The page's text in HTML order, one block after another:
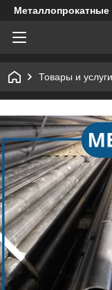
Металлопрокатные
Товары и услуги